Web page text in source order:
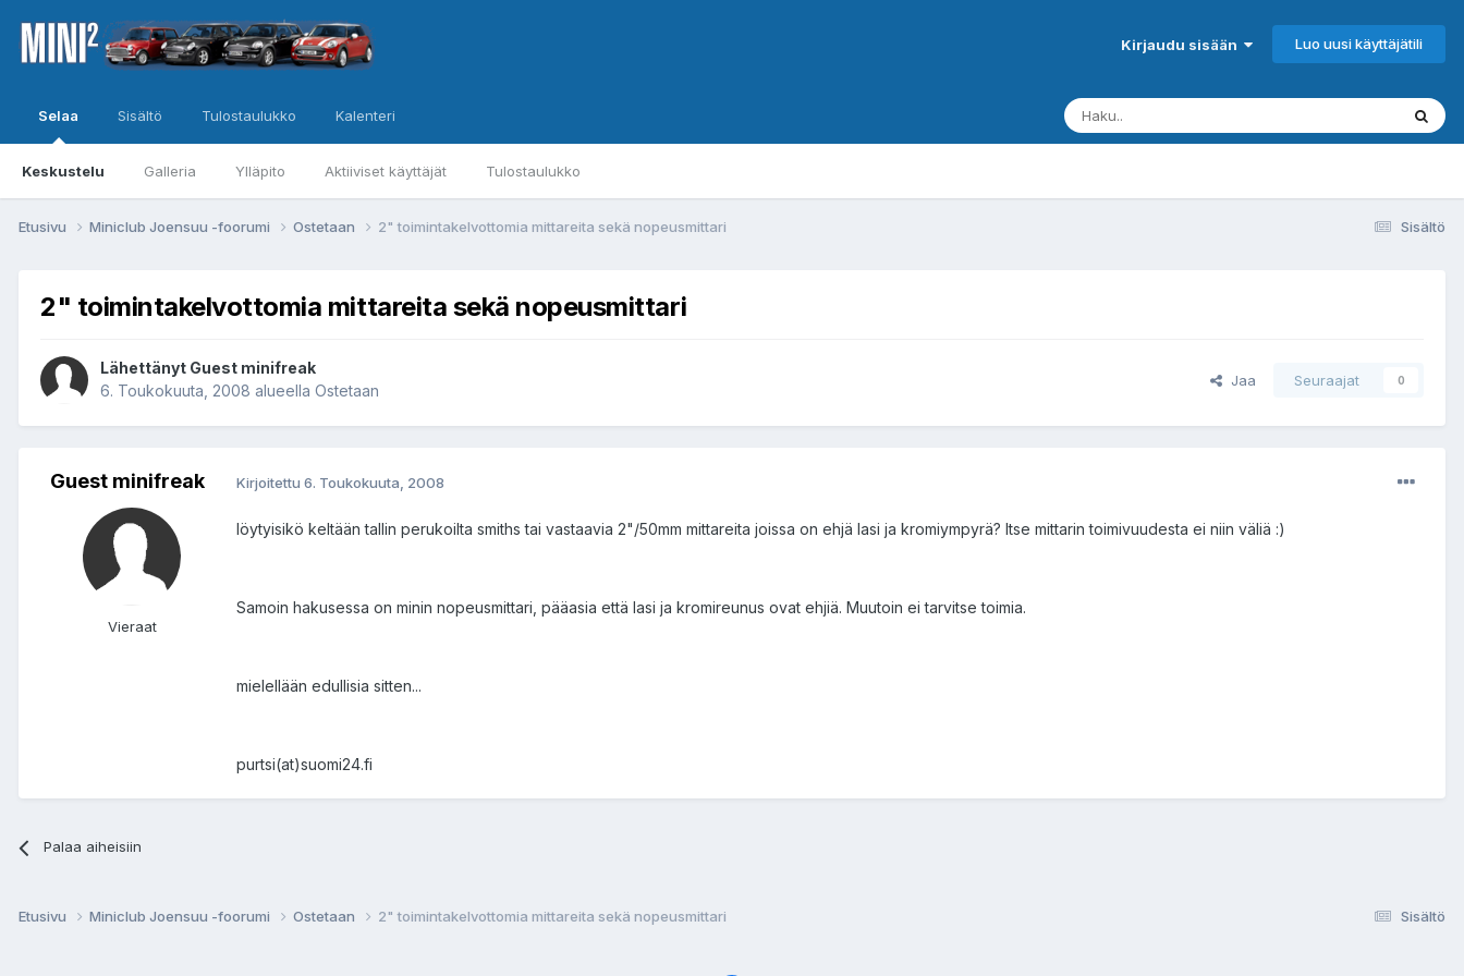
Kirjaudu sisään Luo uusi käyttäjätili
Selaa
Keskustelu Galleria Ylläpito Aktiiviset käyttäjät Tulostaulukko
Sisältö Tulostaulukko Kalenteri
Sisältö
Etusivu Miniclub Joensuu -foorumi Ostetaan 2" toimintakelvottomia mittareita sekä nopeusmittari
2" toimintakelvottomia mittareita sekä nopeusmittari
Lähettänyt Guest minifreak
6. Toukokuuta, 2008 alueella Ostetaan
Jaa Seuraajat 0
Guest minifreak
Vieraat
Kirjoitettu 6. Toukokuuta, 2008
löytyisikö keltään tallin perukoilta smiths tai vastaavia 2"/50mm mittareita joissa on ehjä lasi ja kromiympyrä? Itse mittarin toimivuudesta ei niin väliä :)
Samoin hakusessa on minin nopeusmittari, pääasia että lasi ja kromireunus ovat ehjiä. Muutoin ei tarvitse toimia.
mielellään edullisia sitten...
purtsi(at)suomi24.fi
Palaa aiheisiin
Sisältö
Etusivu Miniclub Joensuu -foorumi Ostetaan 2" toimintakelvottomia mittareita sekä nopeusmittari